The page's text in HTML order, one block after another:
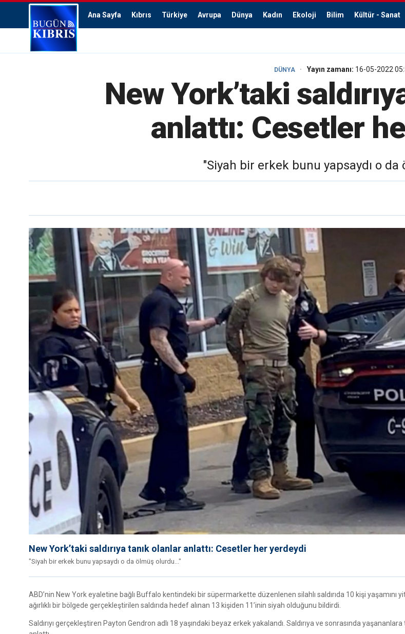
Ana Sayfa Kıbrıs Türkiye Avrupa Dünya Kadın Ekoloji Bilim Kültür - Sanat
DÜNYA Yayın zamanı: 16-05-2022
New York’taki
anlattı: Cesetler
"Siyah bir erkek bunu yapsaydı o da
New York’taki saldırıya tanık olanlar anlattı: Cesetler her yerdeydi
"Siyah bir erkek bunu yapsaydı o da ölmüş olurdu..."
ABD’nin New York eyaletine bağlı Buffalo kentindeki bir süpermarkette düzenlenen silahlı saldırıda 10 kişi yaşamını
ağırlıklı bir bölgede gerçekleştirilen saldırıda hedef alınan 13 kişiden 11’inin siyah olduğunu bildirdi.
Saldırıyı gerçekleştiren Payton Gendron adlı 18 yaşındaki beyaz erkek yakalandı. Saldırıya ve sonrasında yaşananlara